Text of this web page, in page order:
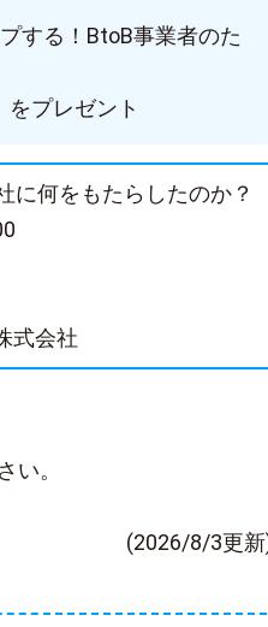
する！BtoB事業者のた
をプレゼント
に何をもたらしたのか？
式会社
い。
(2026/8/3更